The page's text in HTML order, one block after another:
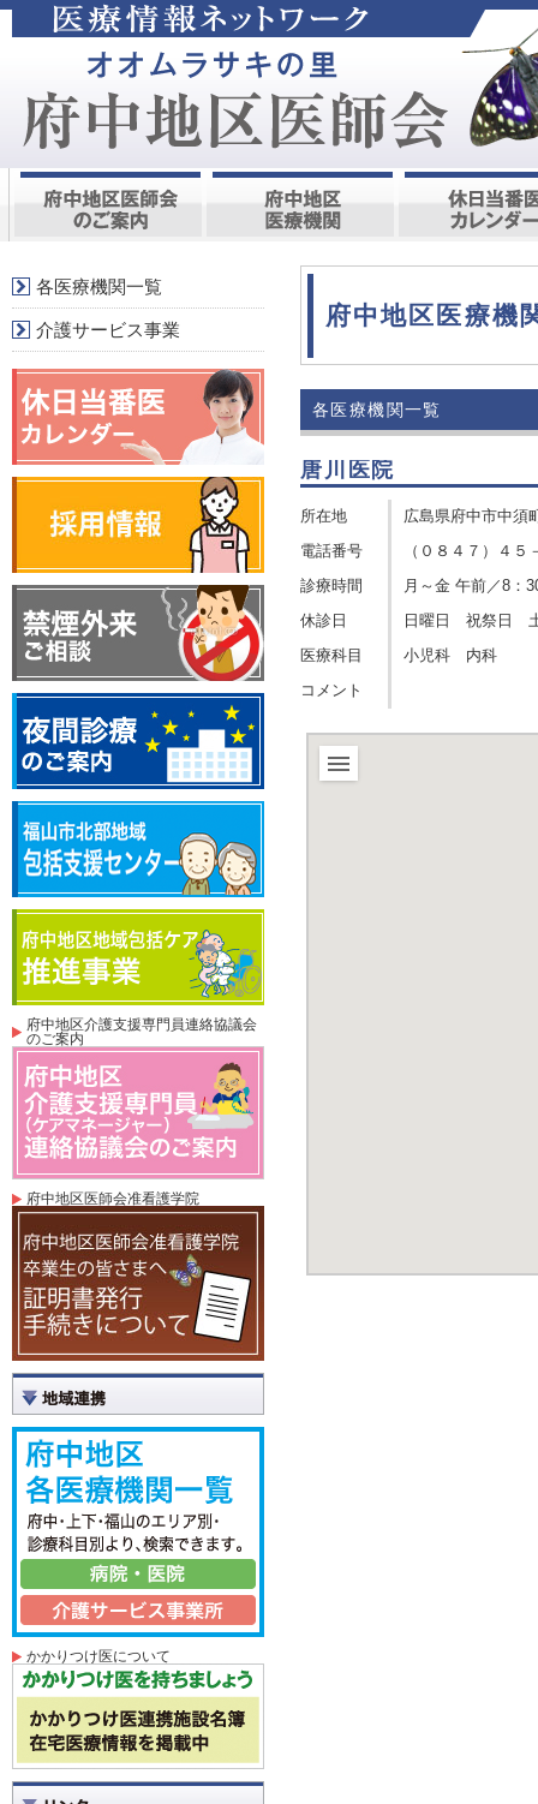
府中地区医療機
各医療機関一覧
唐川医院
所在地 広島県府中市中須
電話番号 （０８４７）４５
診療時間 月～金 午前／8：
休診日 日曜日 祝祭日
医療科目 小児科 内科
コメント
各医療機関一覧
介護サービス事業
府中地区介護支援専門員連絡協議会
のご案内
府中地区医師会准看護学院
かかりつけ医について